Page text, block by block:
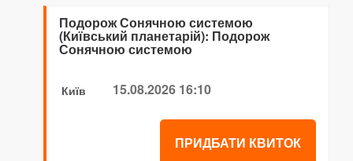
Подорож Сонячною системою
(Київський планетарій): Подорож
Сонячною системою
Київ 15.08.2026 16:10
ПРИДБАТИ КВИТОК